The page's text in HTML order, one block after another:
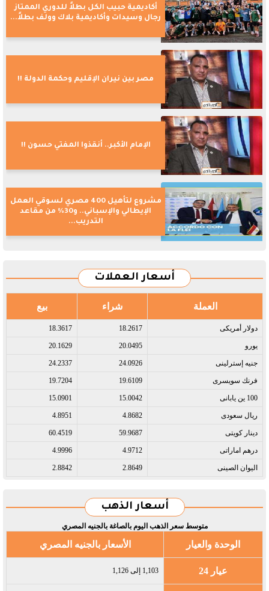
أكاديمية حبيب الكل بطلاً للدوري الممتاز
رجال وسيدات وأكاديمية بلاك وولف بطلاً...
مصر بين نيران الإقليم وحكمة الدولة !!
الإمام الأكبر.. أنقذوا المفتي حسون !!
مشروع لتأهيل 400 مصري لسوقي العمل
الإيطالي والإسباني.. و30% من مقاعد
التدريب...
أسعار العملات
العملة شراء بيع
دولار أمريكى​ 18.2617
18.3617
يورو​ 20.0495
20.1629
جنيه إسترلينى​ 24.0926
24.2337
فرنك سويسرى​ 19.6109
19.7204
100 ين يابانى​ 15.0042
15.0901
ريال سعودى​ 4.8682
4.8951
دينار كويتى​ 59.9687
60.4519
درهم اماراتى​ 4.9712
4.9996
اليوان الصينى​ 2.8649
2.8842
أسعار الذهب
متوسط سعر الذهب اليوم بالصاغة بالجنيه المصري
الوحدة والعيار الأسعار بالجنيه المصري
عيار 24 1,103 إلى 1,126